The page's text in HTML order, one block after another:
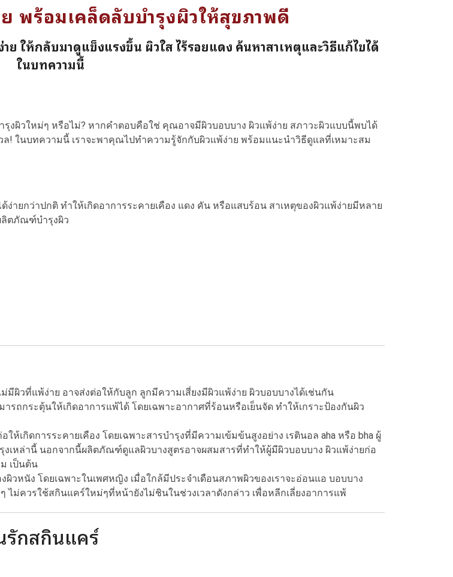
พร้อมเคล็ดลับบำรุงผิวให้สุขภาพดี
ย ให้กลับมาดูแข็งแรงขึ้น ผิวใส ไร้รอยแดง ค้นหาสาเหตุและวิธีแก้ไขได้
ในบทความนี้
ผิวใหม่ๆ หรือไม่? หากคำตอบคือใช่ คุณอาจมีผิวบอบบาง ผิวแพ้ง่าย สภาวะผิวแบบนี้พบได้
ในบทความนี้ เราจะพาคุณไปทำความรู้จักกับผิวแพ้ง่าย พร้อมแนะนำวิธีดูแลที่เหมาะสม
ยกว่าปกติ ทำให้เกิดอาการระคายเคือง แดง คัน หรือแสบร้อน สาเหตุของผิวแพ้ง่ายมีหลาย
ลิตภัณฑ์บำรุงผิว
วที่แพ้ง่าย อาจส่งต่อให้กับลูก ลูกมีความเสี่ยงมีผิวแพ้ง่าย ผิวบอบบางได้เช่นกัน
รถกระตุ้นให้เกิดอาการแพ้ได้ โดยเฉพาะอากาศที่ร้อนหรือเย็นจัด ทำให้เกราะป้องกันผิว
เกิดการระคายเคือง โดยเฉพาะสารบำรุงที่มีความเข้มข้นสูงอย่าง เรตินอล aha หรือ bha ผู้
เหล่านี้ นอกจากนี้ผลิตภัณฑ์ดูแลผิวบางสูตรอาจผสมสารที่ทำให้ผู้มีผิวบอบบาง ผิวแพ้ง่ายก่อ
เป็นต้น
วหนัง โดยเฉพาะในเพศหญิง เมื่อใกล้มีประจำเดือนสภาพผิวของเราจะอ่อนแอ บอบบาง
ไม่ควรใช้สกินแคร์ใหม่ๆที่หน้ายังไม่ชินในช่วงเวลาดังกล่าว เพื่อหลีกเลี่ยงอาการแพ้
รักสกินแคร์